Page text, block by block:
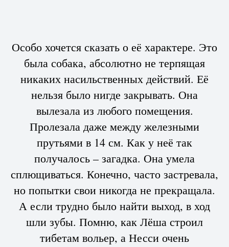
Особо хочется сказать о её характере. Это
была собака, абсолютно не терпящая
никаких насильственных действий. Её
нельзя было нигде закрывать. Она
вылезала из любого помещения.
Пролезала даже между железными
прутьями в 14 см. Как у неё так
получалось – загадка. Она умела
сплющиваться. Конечно, часто застревала,
но попытки свои никогда не прекращала.
А если трудно было найти выход, в ход
шли зубы. Помню, как Лёша строил
тибетам вольер, а Несси очень